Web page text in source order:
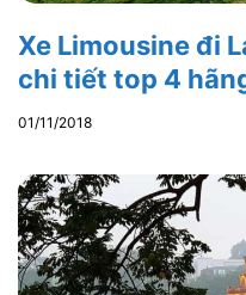
Xe Limousine đi
chi tiết top 4
01/11/2018